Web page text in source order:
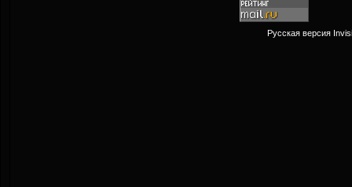
Русская версия